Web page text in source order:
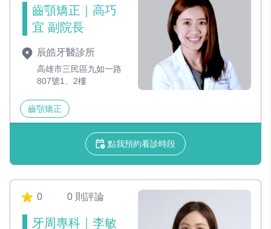
齒顎矯正｜高巧
宜 副院長
辰皓牙醫診所
高雄市三民區九如一路
807號1、2樓
齒顎矯正
點我預約看診時段
0 0 則評論
牙周專科｜李敏